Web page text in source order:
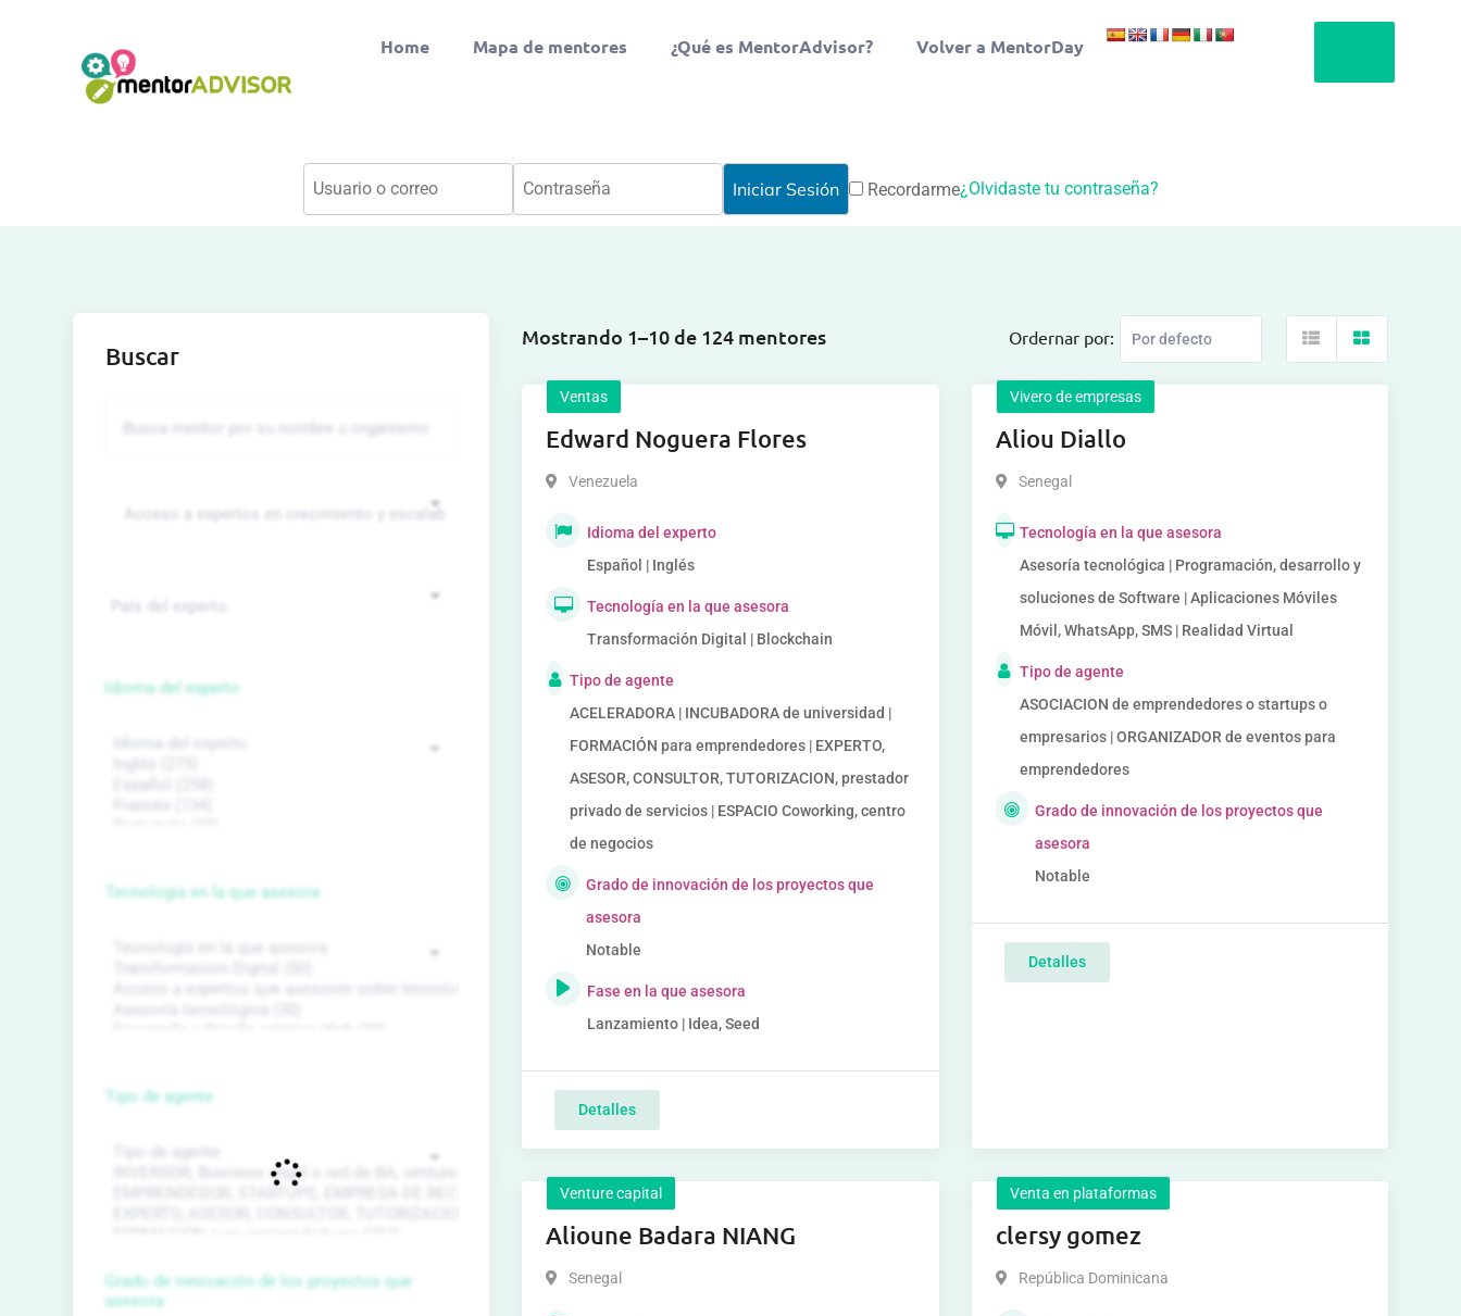
Home Mapa de mentores ¿Qué es MentorAdvisor? Volver a MentorDay
Recordarme¿Olvidaste tu contraseña?
Mostrando 1–10 de 124 mentores Ordernar por:
Ventas
Edward Noguera Flores
Venezuela
Idioma del experto
Español | Inglés
Tecnología en la que asesora
Transformación Digital | Blockchain
Tipo de agente
ACELERADORA | INCUBADORA de universidad |
FORMACIÓN para emprendedores | EXPERTO,
ASESOR, CONSULTOR, TUTORIZACION, prestador
privado de servicios | ESPACIO Coworking, centro
de negocios
Grado de innovación de los proyectos que
asesora
Notable
Fase en la que asesora
Lanzamiento | Idea, Seed
Detalles
Vivero de empresas
Aliou Diallo
Senegal
Tecnología en la que asesora
Asesoría tecnológica | Programación, desarrollo y
soluciones de Software | Aplicaciones Móviles
Móvil, WhatsApp, SMS | Realidad Virtual
Tipo de agente
ASOCIACION de emprendedores o startups o
empresarios | ORGANIZADOR de eventos para
emprendedores
Grado de innovación de los proyectos que
asesora
Notable
Detalles
Venture capital
Alioune Badara NIANG
Senegal
Venta en plataformas
clersy gomez
República Dominicana
Buscar
Idioma del experto
Tecnología en la que asesora
Tipo de agente
Grado de innovación de los proyectos que
asesora